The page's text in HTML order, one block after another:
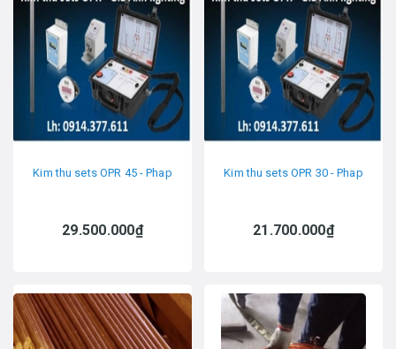
Kim thu sets OPR 45 - Phap
29.500.000₫
Kim thu sets OPR 30 - Phap
21.700.000₫